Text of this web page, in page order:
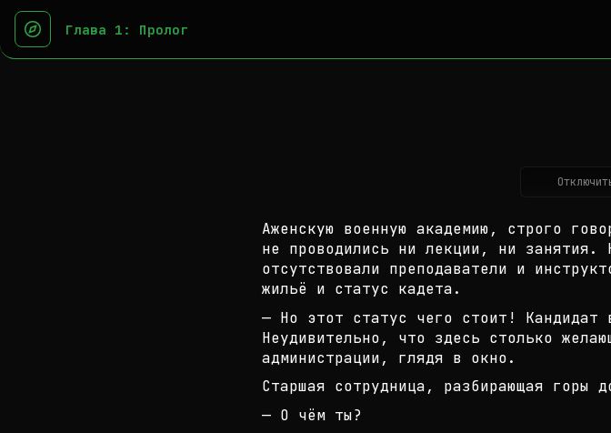
Глава 1: Пролог
Аженскую военную академию, строго
не проводились ни лекции, ни занятия.
отсутствовали преподаватели и
жильё и статус кадета.
— Но этот статус чего стоит! Кандидат
Неудивительно, что здесь столько
администрации, глядя в окно.
Старшая сотрудница, разбирающая горы
— О чём ты?